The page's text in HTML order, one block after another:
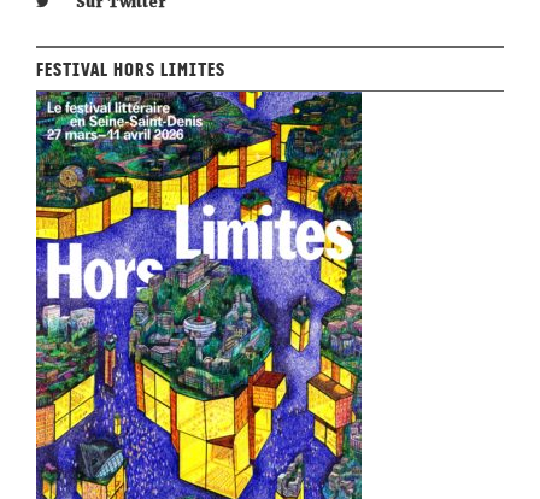
Festival Hors Limites